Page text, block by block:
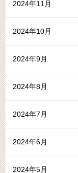
2024年11月
2024年10月
2024年9月
2024年8月
2024年7月
2024年6月
2024年5月